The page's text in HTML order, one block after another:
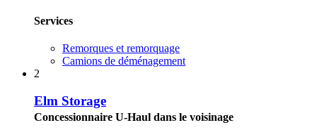
Services
Remorques et remorquage
Camions de déménagement
2
Elm Storage
Concessionnaire U-Haul dans le voisinage